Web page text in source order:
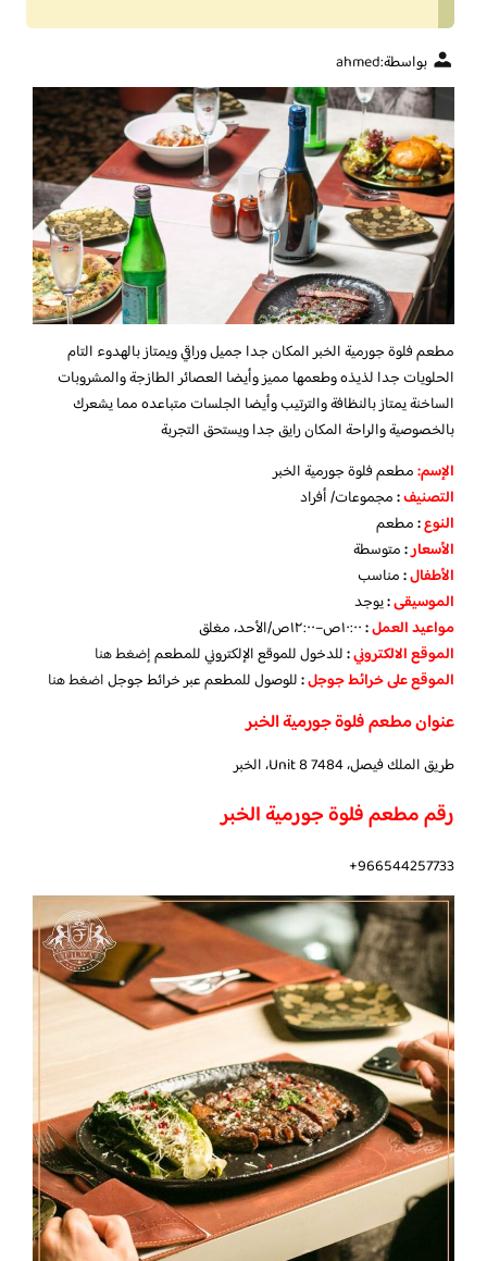
بواسطة:ahmed
مطعم فلوة جورمية الخبرالمكان جدا جميل وراقي ويمتاز بالهدوء التام
الحلويات جدا لذيذه وطعمها مميز وأيضا العصائر الطازجة والمشروبات
الساخنة يمتاز بالنظافة والترتيب وأيضا الجلسات متباعده مما يشعرك
بالخصوصية والراحة المكان رايق جدا ويستحق التجربة
الإسم:مطعم فلوة جورمية الخبر
التصنيف:مجموعات/ أفراد
النوع:مطعم
الأسعار:متوسطة
الأطفال:مناسب
الموسيقى:يوجد
مواعيد العمل:
الموقع الالكتروني:للدخول للموقع الإلكتروني للمطعمإضغط هنا
الموقع على خرائط جوجل:للوصول للمطعم عبر خرائط جوجلاضغط هنا
عنوان مطعم فلوة جورمية الخبر
طريق الملك فيصل، Unit 8 7484، الخبر
رقم مطعم فلوة جورمية الخبر
966544257733+